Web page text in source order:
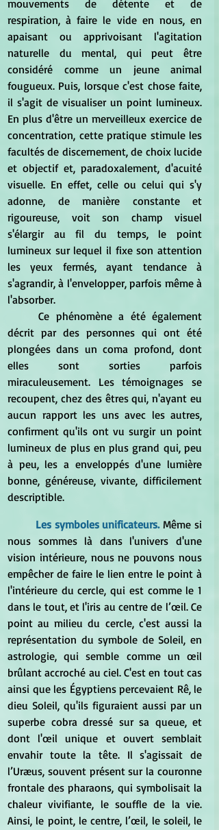
mouvements de détente et de
respiration, à faire le vide en nous, en
apaisant ou apprivoisant l'agitation
naturelle du mental, qui peut être
considéré comme un jeune animal
fougueux. Puis, lorsque c'est chose faite,
il s'agit de visualiser un point lumineux.
En plus d'être un merveilleux exercice de
concentration, cette pratique stimule les
facultés de discernement, de choix lucide
et objectif et, paradoxalement, d'acuité
visuelle. En effet, celle ou celui qui s'y
adonne, de manière constante et
rigoureuse, voit son champ visuel
s'élargir au fil du temps, le point
lumineux sur lequel il fixe son attention
les yeux fermés, ayant tendance à
s'agrandir, à l'envelopper, parfois même à
l'absorber.
	Ce phénomène a été également
décrit par des personnes qui ont été
plongées dans un coma profond, dont
elles sont sorties parfois
miraculeusement. Les témoignages se
recoupent, chez des êtres qui, n'ayant eu
aucun rapport les uns avec les autres,
confirment qu'ils ont vu surgir un point
lumineux de plus en plus grand qui, peu
à peu, les a enveloppés d'une lumière
bonne, généreuse, vivante, difficilement
descriptible.
Les symboles unificateurs. Même si
nous sommes là dans l'univers d'une
vision intérieure, nous ne pouvons nous
empêcher de faire le lien entre le point à
l'intérieure du cercle, qui est comme le 1
dans le tout, et l'iris au centre de l’œil. Ce
point au milieu du cercle, c'est aussi la
représentation du symbole de Soleil, en
astrologie, qui semble comme un œil
brûlant accroché au ciel. C'est en tout cas
ainsi que les Égyptiens percevaient Rê, le
dieu Soleil, qu'ils figuraient aussi par un
superbe cobra dressé sur sa queue, et
dont l'œil unique et ouvert semblait
envahir toute la tête. Il s'agissait de
l’Uræus, souvent présent sur la couronne
frontale des pharaons, qui symbolisait la
chaleur vivifiante, le souffle de la vie.
Ainsi, le point, le centre, l’œil, le soleil, le